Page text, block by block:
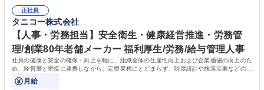
インテリア事務（部署内アシスタント）】■安定企業で働く
ームとの協力や新しいアイデアを活かす場もあり、やりがいを感じながら
働けます。 【歓迎】 ■インテリアの業界のご経験が有る方■PCの作業に慣
れている方 学歴・資格 学歴：大学院 大学 高専 短大 専修学校 語学力： 資
格：
正社員
タニコー株式会社
【人事・労務担当】安全衛生・健康経営推進・労務管
理/創業80年老舗メーカー 福利厚生/労務/給与管理人事
社員の健康と安全の確保・向上を軸に、組織全体の生産性向上および企業価値の向上のた
め、経営層と密接に連携しながら、定型業務にとどまらず、制度設計や施策立案などの上
流工程から関与していただきます。
月給